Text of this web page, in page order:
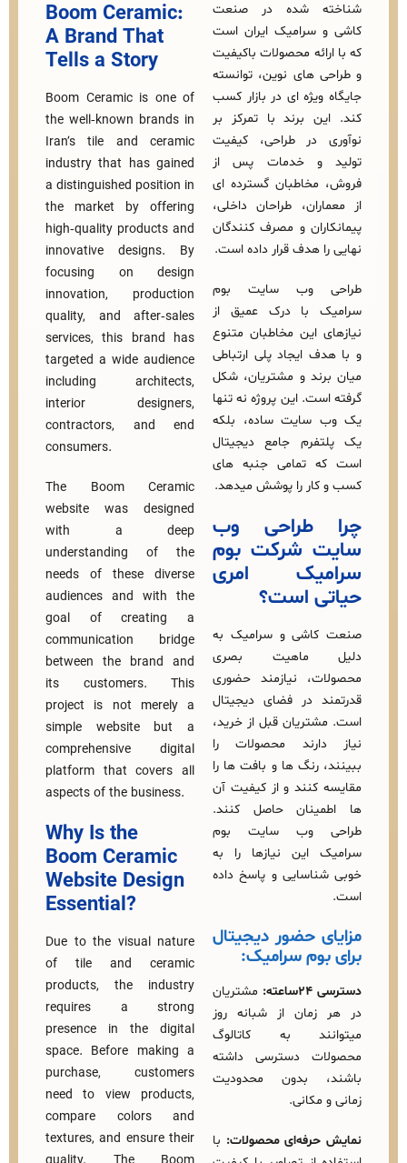
شده در صنعت
ایران است
محصولات باکیفیت
های نوین، توانسته
ای در بازار کسب
برند با تمرکز بر
در طراحی، کیفیت
و خدمات پس از
گسترده‌ ای
طراحان داخلی،
و مصرف‌ کنندگان
هدف قرار داده است.
وب‌ سایت بوم
با درک عمیق از
این مخاطبان متنوع
ایجاد پلی ارتباطی
و مشتریان، شکل
این پروژه نه تنها
ساده، بلکه
جامع دیجیتال
تمامی جنبه‌ های
را پوشش میدهد.
طراحی وب
شرکت بوم
امری
است؟
و سرامیک به
ماهیت بصری
نیازمند حضوری
در فضای دیجیتال
قبل از خرید،
محصولات را
رنگ‌ ها و بافت‌ ها را
کنند و از کیفیت آن‌
حاصل کنند.
وب‌ سایت بوم
این نیازها را به‌
و پاسخ داده
حضور دیجیتال
سرامیک:
مشتریان
از شبانه‌ روز
به کاتالوگ
دسترسی داشته
بدون محدودیت
محصولات:با
Boom Ceramic:
A Brand That
Tells a Story
Boom Ceramic is one of
the well‑known brands in
Iran’s tile and ceramic
industry that has gained
a distinguished position in
the market by offering
high‑quality products and
innovative designs. By
focusing on design
innovation, production
quality, and after‑sales
services, this brand has
targeted a wide audience
including architects,
interior designers,
contractors, and end
The Boom Ceramic
website was designed
with a deep
understanding of the
needs of these diverse
audiences and with the
goal of creating a
communication bridge
between the brand and
its customers. This
project is not merely a
simple website but a
comprehensive digital
platform that covers all
aspects of the business.
Why Is the
Boom Ceramic
Website Design
Essential?
Due to the visual nature
of tile and ceramic
products, the industry
requires a strong
presence in the digital
space. Before making a
purchase, customers
need to view products,
compare colors and
textures, and ensure their